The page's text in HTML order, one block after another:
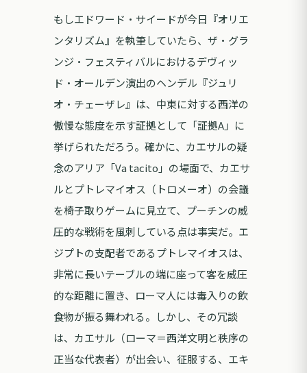
もしエドワード・サイードが今日『オリエ
ンタリズム』を執筆していたら、ザ・グラ
ンジ・フェスティバルにおけるデヴィッ
ド・オールデン演出のヘンデル『ジュリ
オ・チェーザレ』は、中東に対する西洋の
傲慢な態度を示す証拠として「証拠A」に
挙げられただろう。確かに、カエサルの疑
念のアリア「Va tacito」の場面で、カエサ
ルとプトレマイオス（トロメーオ）の会議
を椅子取りゲームに見立て、プーチンの威
圧的な戦術を風刺している点は事実だ。エ
ジプトの支配者であるプトレマイオスは、
非常に長いテーブルの端に座って客を威圧
的な距離に置き、ローマ人には毒入りの飲
食物が振る舞われる。しかし、その冗談
は、カエサル（ローマ＝西洋文明と秩序の
正当な代表者）が出会い、征服する、エキ